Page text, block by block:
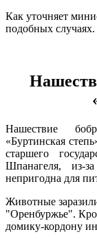
Как уточняет
подобных случаях.
Нашествие
«Буртинская
старшего
Шпанагеля, из-
непригодна для
Животные
"Оренбуржье".
домику-кордону